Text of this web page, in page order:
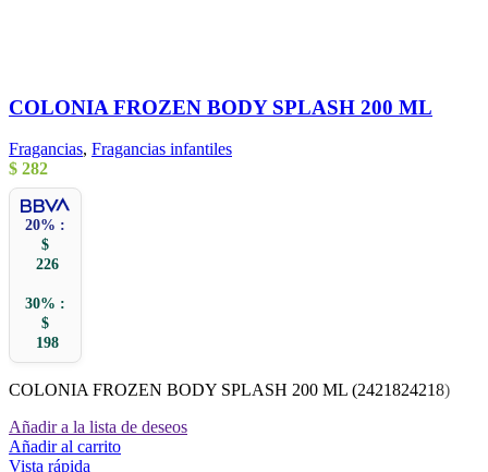
COLONIA FROZEN BODY SPLASH 200 ML
Fragancias, Fragancias infantiles
$ 282
20% :
$
226
30% :
$
198
COLONIA FROZEN BODY SPLASH 200 ML (2421824218)
Añadir a la lista de deseos
Añadir al carrito
Vista rápida